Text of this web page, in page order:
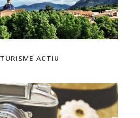
TURISME ACTIU